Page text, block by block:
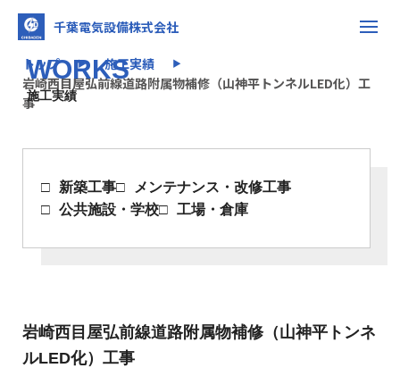
千葉電気設備株式会社
WORKS
施工実績
トップ▶施工実績▶
岩崎西目屋弘前線道路附属物補修（山神平トンネルLED化）工
事
新築工事
メンテナンス・改修工事
公共施設・学校
工場・倉庫
岩崎西目屋弘前線道路附属物補修（山神平トンネ
ルLED化）工事